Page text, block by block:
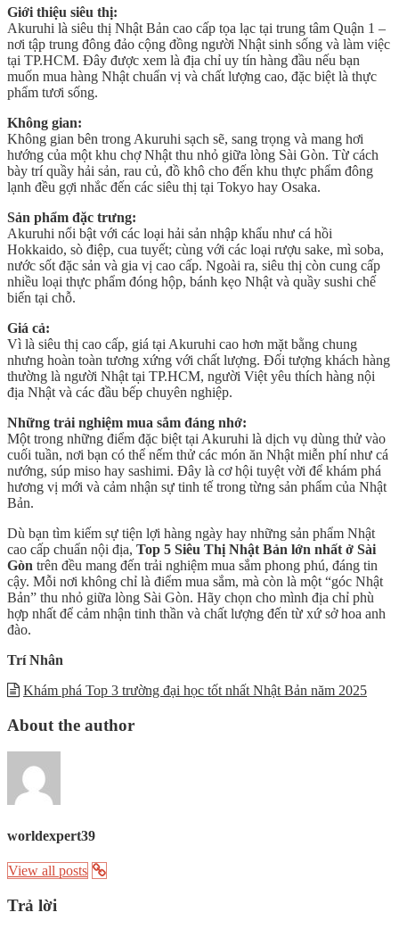
Giới thiệu siêu thị:
Akuruhi là siêu thị Nhật Bản cao cấp tọa lạc tại trung tâm Quận 1 –
nơi tập trung đông đảo cộng đồng người Nhật sinh sống và làm việc
tại TP.HCM. Đây được xem là địa chỉ uy tín hàng đầu nếu bạn
muốn mua hàng Nhật chuẩn vị và chất lượng cao, đặc biệt là thực
phẩm tươi sống.
Không gian:
Không gian bên trong Akuruhi sạch sẽ, sang trọng và mang hơi
hướng của một khu chợ Nhật thu nhỏ giữa lòng Sài Gòn. Từ cách
bày trí quầy hải sản, rau củ, đồ khô cho đến khu thực phẩm đông
lạnh đều gợi nhắc đến các siêu thị tại Tokyo hay Osaka.
Sản phẩm đặc trưng:
Akuruhi nổi bật với các loại hải sản nhập khẩu như cá hồi
Hokkaido, sò điệp, cua tuyết; cùng với các loại rượu sake, mì soba,
nước sốt đặc sản và gia vị cao cấp. Ngoài ra, siêu thị còn cung cấp
nhiều loại thực phẩm đóng hộp, bánh kẹo Nhật và quầy sushi chế
biến tại chỗ.
Giá cả:
Vì là siêu thị cao cấp, giá tại Akuruhi cao hơn mặt bằng chung
nhưng hoàn toàn tương xứng với chất lượng. Đối tượng khách hàng
thường là người Nhật tại TP.HCM, người Việt yêu thích hàng nội
địa Nhật và các đầu bếp chuyên nghiệp.
Những trải nghiệm mua sắm đáng nhớ:
Một trong những điểm đặc biệt tại Akuruhi là dịch vụ dùng thử vào
cuối tuần, nơi bạn có thể nếm thử các món ăn Nhật miễn phí như cá
nướng, súp miso hay sashimi. Đây là cơ hội tuyệt vời để khám phá
hương vị mới và cảm nhận sự tinh tế trong từng sản phẩm của Nhật
Bản.
Dù bạn tìm kiếm sự tiện lợi hàng ngày hay những sản phẩm Nhật
cao cấp chuẩn nội địa, Top 5 Siêu Thị Nhật Bản lớn nhất ở Sài
Gòn trên đều mang đến trải nghiệm mua sắm phong phú, đáng tin
cậy. Mỗi nơi không chỉ là điểm mua sắm, mà còn là một “góc Nhật
Bản” thu nhỏ giữa lòng Sài Gòn. Hãy chọn cho mình địa chỉ phù
hợp nhất để cảm nhận tinh thần và chất lượng đến từ xứ sở hoa anh
đào.
Trí Nhân
Khám phá Top 3 trường đại học tốt nhất Nhật Bản năm 2025
About the author
worldexpert39
View all posts
Trả lời